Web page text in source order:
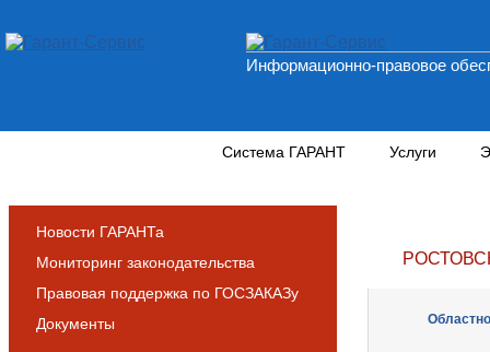
Информационно-правовое
Система ГАРАНТ Услуги
Новости ГАРАНТа
Мониторинг законодательства
Правовая поддержка по ГОСЗАКАЗу
Документы